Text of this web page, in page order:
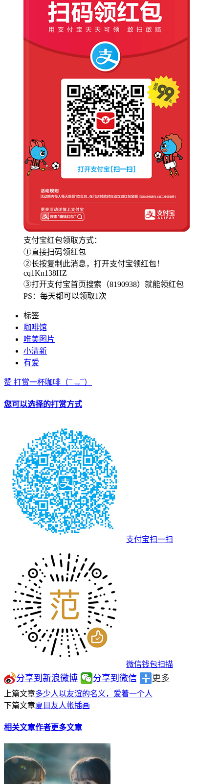
支付宝红包领取方式：
①直接扫码领红包
②长按复制此消息，打开支付宝领红包！
cq1Kn138HZ
③打开支付宝首页搜索（8190938）就能领红包
PS：每天都可以领取1次
标签
咖啡馆
唯美图片
小清新
有爱
赞 打赏一杯咖啡 （¯﹃¯）
您可以选择的打赏方式
支付宝扫一扫
微信钱包扫描
分享到新浪微博 分享到微信 更多
上篇文章多少人以友谊的名义，爱着一个人
下篇文章夏目友人帐插画
相关文章作者更多文章